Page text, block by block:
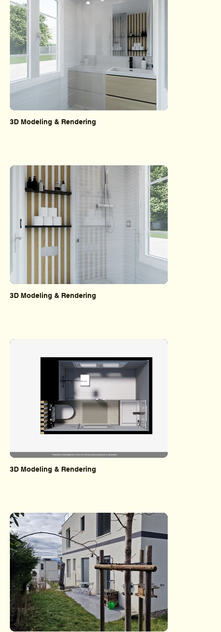
3D Modeling & Rendering
3D Modeling & Rendering
3D Modeling & Rendering